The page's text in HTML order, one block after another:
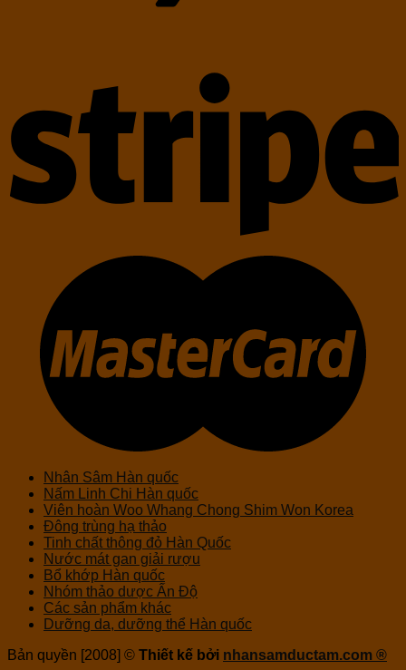
Nhân Sâm Hàn quốc
Nấm Linh Chi Hàn quốc
Viên hoàn Woo Whang Chong Shim Won Korea
Đông trùng hạ thảo
Tinh chất thông đỏ Hàn Quốc
Nước mát gan giải rượu
Bổ khớp Hàn quốc
Nhóm thảo dược Ấn Độ
Các sản phẩm khác
Dưỡng da, dưỡng thể Hàn quốc
Bản quyền [2008] © Thiết kế bởi nhansamductam.com ®